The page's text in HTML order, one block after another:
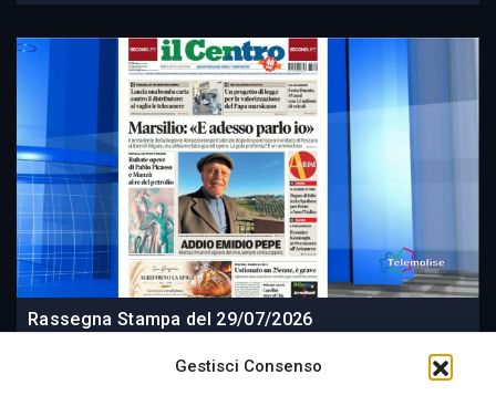
Gestisci Consenso
Rassegna Stampa del 29/07/2026